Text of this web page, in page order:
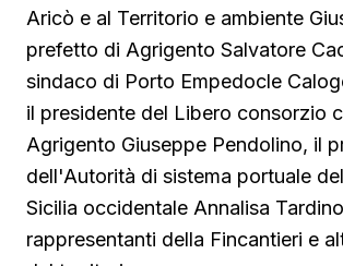
Aricò e al Territorio e ambiente
prefetto di Agrigento Salvatore
sindaco di Porto Empedocle
il presidente del Libero consorzio
Agrigento Giuseppe Pendolino, il
dell'Autorità di sistema portuale
Sicilia occidentale Annalisa
rappresentanti della Fincantieri e